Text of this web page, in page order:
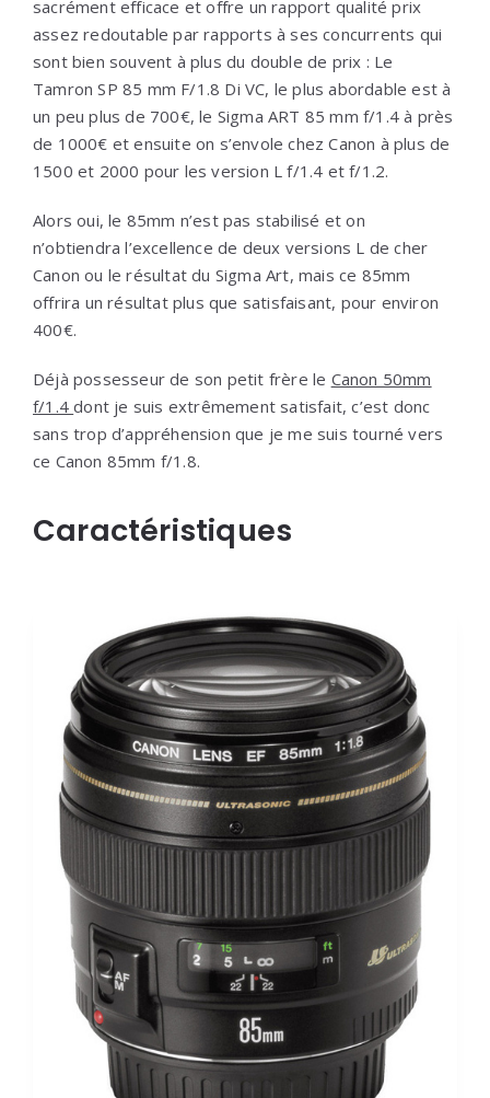
sacrément efficace et offre un rapport qualité prix
assez redoutable par rapports à ses concurrents qui
sont bien souvent à plus du double de prix : Le
Tamron SP 85 mm F/1.8 Di VC, le plus abordable est à
un peu plus de 700€, le Sigma ART 85 mm f/1.4 à près
de 1000€ et ensuite on s’envole chez Canon à plus de
1500 et 2000 pour les version L f/1.4 et f/1.2.
Alors oui, le 85mm n’est pas stabilisé et on
n’obtiendra l’excellence de deux versions L de cher
Canon ou le résultat du Sigma Art, mais ce 85mm
offrira un résultat plus que satisfaisant, pour environ
400€.
Déjà possesseur de son petit frère le Canon 50mm
f/1.4dont je suis extrêmement satisfait, c’est donc
sans trop d’appréhension que je me suis tourné vers
ce Canon 85mm f/1.8.
Caractéristiques